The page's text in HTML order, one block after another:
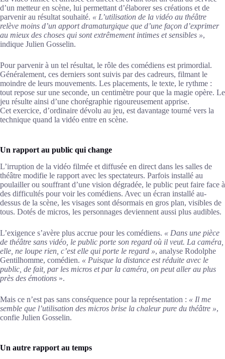
d’un metteur en scène, lui permettant d’élaborer ses créations et de
parvenir au résultat souhaité. « L’utilisation de la vidéo au théâtre
relève moins d’un apport dramaturgique que d’une façon d’exprimer
au mieux des choses qui sont extrêmement intimes et sensibles »,
indique Julien Gosselin.
Pour parvenir à un tel résultat, le rôle des comédiens est primordial.
Généralement, ces derniers sont suivis par des cadreurs, filmant le
moindre de leurs mouvements. Les placements, le texte, le rythme :
tout repose sur une seconde, un centimètre pour que la magie opère. Le
jeu résulte ainsi d’une chorégraphie rigoureusement apprise.
Cet exercice, d’ordinaire dévolu au jeu, est davantage tourné vers la
technique quand la vidéo entre en scène.
Un rapport au public qui change
L’irruption de la vidéo filmée et diffusée en direct dans les salles de
théâtre modifie le rapport avec les spectateurs. Parfois installé au
poulailler ou souffrant d’une vision dégradée, le public peut faire face à
des difficultés pour voir les comédiens. Avec un écran installé au-
dessus de la scène, les visages sont désormais en gros plan, visibles de
tous. Dotés de micros, les personnages deviennent aussi plus audibles.
L’exigence s’avère plus accrue pour les comédiens. « Dans une pièce
de théâtre sans vidéo, le public porte son regard où il veut. La caméra,
elle, ne loupe rien, c’est elle qui porte le regard », analyse Rodolphe
Gentilhomme, comédien. « Puisque la distance est réduite avec le
public, de fait, par les micros et par la caméra, on peut aller au plus
près des émotions ».
Mais ce n’est pas sans conséquence pour la représentation : « Il me
semble que l’utilisation des micros brise la chaleur pure du théâtre »,
confie Julien Gosselin.
Un autre rapport au temps